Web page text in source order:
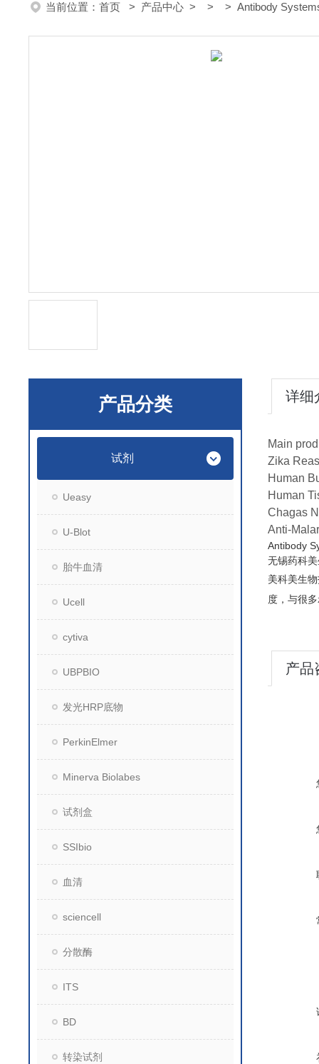
当前位置： 首页 > 产品中心 > > > Antibody
产品分类
试剂
Ueasy
U-Blot
胎牛血清
Ucell
cytiva
UBPBIO
发光HRP底物
PerkinElmer
Minerva Biolabes
试剂盒
SSIbio
血清
sciencell
分散酶
ITS
BD
转染试剂
详细
Main
Zika
Human
Human
Chagas
Anti-
Antibody
无锡药科
美科美生
度，与很多
产品